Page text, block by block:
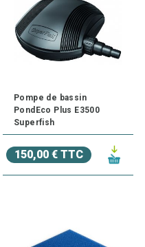
Pompe de bassin
PondEco Plus E3500
Superfish
150,00 € TTC